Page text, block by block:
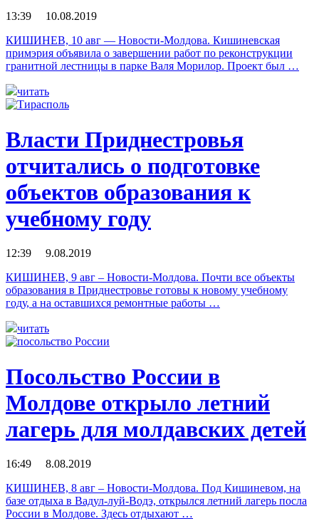
13:39 10.08.2019
КИШИНЕВ, 10 авг — Новости-Молдова. Кишиневская
примэрия объявила о завершении работ по реконструкции
гранитной лестницы в парке Валя Морилор. Проект был …
читать
Власти Приднестровья
отчитались о подготовке
объектов образования к
учебному году
12:39 9.08.2019
КИШИНЕВ, 9 авг – Новости-Молдова. Почти все объекты
образования в Приднестровье готовы к новому учебному
году, а на оставшихся ремонтные работы …
читать
Посольство России в
Молдове открыло летний
лагерь для молдавских детей
16:49 8.08.2019
КИШИНЕВ, 8 авг – Новости-Молдова. Под Кишиневом, на
базе отдыха в Вадул-луй-Водэ, открылся летний лагерь посла
России в Молдове. Здесь отдыхают …